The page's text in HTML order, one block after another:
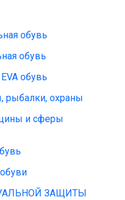
обувь
обувь
обувь
рыбалки, охраны
и сферы
ЗАЩИТЫ